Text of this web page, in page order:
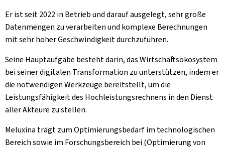
Er ist seit 2022 in Betrieb und darauf ausgelegt, sehr große
Datenmengen zu verarbeiten und komplexe Berechnungen
mit sehr hoher Geschwindigkeit durchzuführen.
Seine Hauptaufgabe besteht darin, das Wirtschaftsökosystem
bei seiner digitalen Transformation zu unterstützen, indem er
die notwendigen Werkzeuge bereitstellt, um die
Leistungsfähigkeit des Hochleistungsrechnens in den Dienst
aller Akteure zu stellen.
Meluxina trägt zum Optimierungsbedarf im technologischen
Bereich sowie im Forschungsbereich bei (Optimierung von